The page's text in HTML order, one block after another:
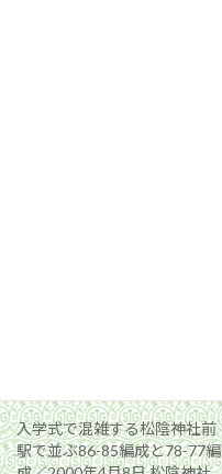
入学式で混雑する松陰神社前
駅で並ぶ86-85編成と78-77編